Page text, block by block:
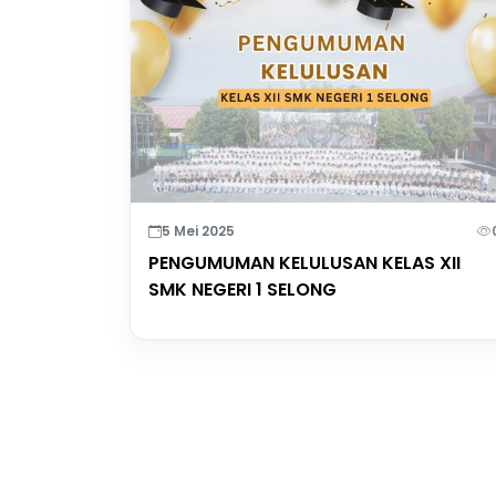
5 Mei 2025
PENGUMUMAN KELULUSAN KELAS XII
SMK NEGERI 1 SELONG